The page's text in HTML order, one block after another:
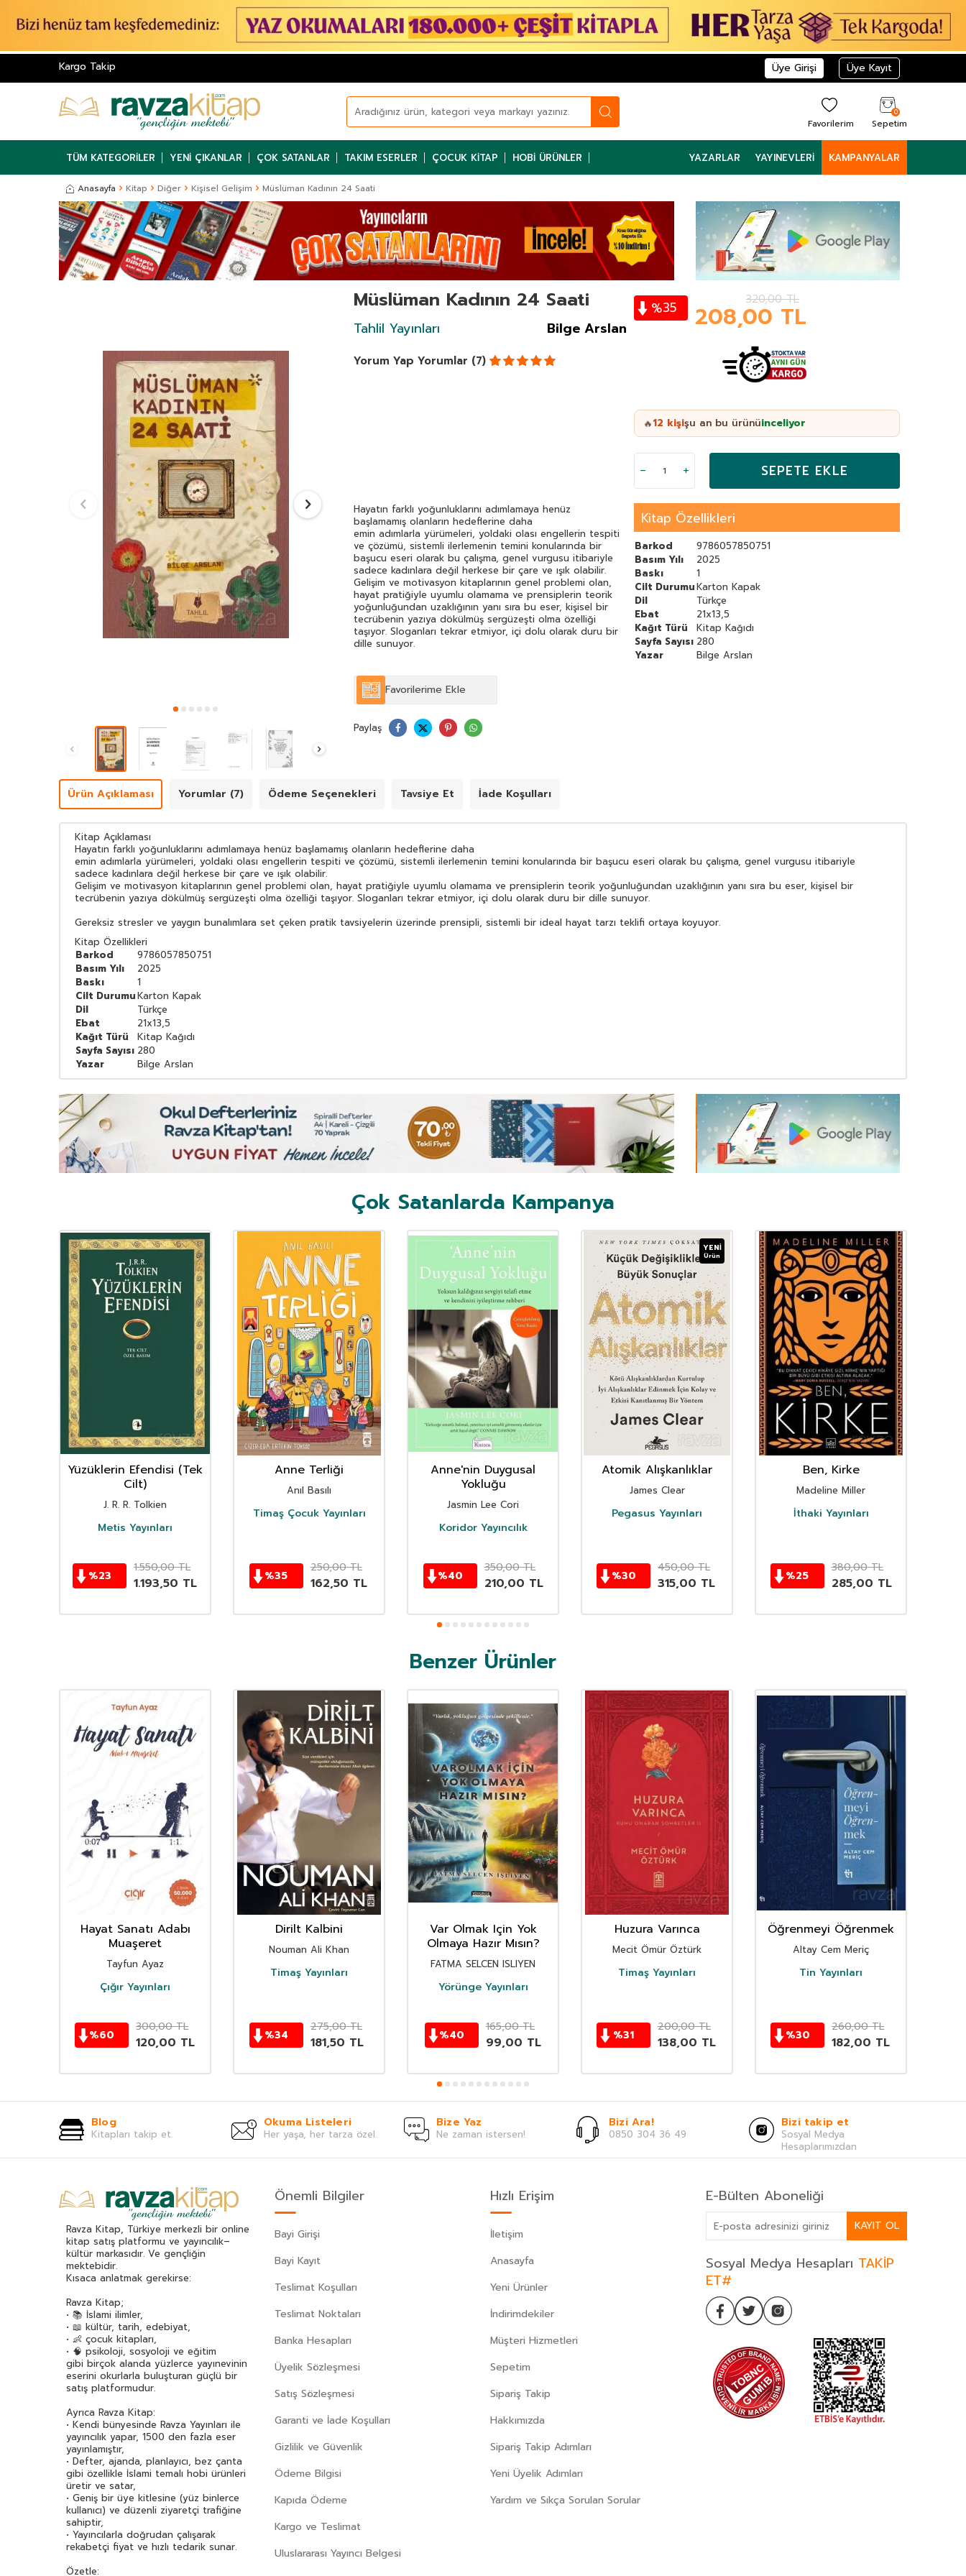
Kargo Takip Üye Girişi Üye Kayıt
Favorilerim
0
Sepetim
TÜM KATEGORILER YENI ÇIKANLAR ÇOK SATANLAR TAKIM ESERLER ÇOCUK KITAP HOBI ÜRÜNLER YAZARLAR YAYINEVLERI KAMPANYALAR
Anasayfa Kitap Diğer Kişisel Gelişim Müslüman Kadının 24 Saati
Müslüman Kadının 24 Saati
Tahlil Yayınları Bilge Arslan
Yorum Yap Yorumlar (7)
%35 320,00TL
208,00 TL
🔥12 kişişu an bu ürünüinceliyor
SEPETE EKLE
Hayatın farklı yoğunluklarını adımlamaya henüz
başlamamış olanların hedeflerine daha
emin adımlarla yürümeleri, yoldaki olası engellerin tespiti
ve çözümü, sistemli ilerlemenin temini konularında bir
başucu eseri olarak bu çalışma, genel vurgusu itibariyle
sadece kadınlara değil herkese bir çare ve ışık olabilir.
Gelişim ve motivasyon kitaplarının genel problemi olan,
hayat pratiğiyle uyumlu olamama ve prensiplerin teorik
yoğunluğundan uzaklığının yanı sıra bu eser, kişisel bir
tecrübenin yazıya dökülmüş sergüzeşti olma özelliği
taşıyor. Sloganları tekrar etmiyor, içi dolu olarak duru bir
dille sunuyor.
tavsiyelerin üzerinde prensipli, sistemli bir ideal hayat
tarzı teklifi ortaya koyuyor.
Kitap Özellikleri
Barkod
9786057850751
Basım Yılı
2025
Baskı
1
Cilt DurumuKarton Kapak
Dil
Türkçe
Ebat
21x13,5
Kağıt Türü
Kitap Kağıdı
Sayfa Sayısı 280
Yazar
Bilge Arslan
Favorilerime Ekle
Paylaş
Ürün Açıklaması Yorumlar (7) Ödeme Seçenekleri Tavsiye Et İade Koşulları
Kitap Açıklaması
Hayatın farklı yoğunluklarını adımlamaya henüz başlamamış olanların hedeflerine daha
emin adımlarla yürümeleri, yoldaki olası engellerin tespiti ve çözümü, sistemli ilerlemenin temini konularında bir başucu eseri olarak bu çalışma, genel vurgusu itibariyle
sadece kadınlara değil herkese bir çare ve ışık olabilir.
Gelişim ve motivasyon kitaplarının genel problemi olan, hayat pratiğiyle uyumlu olamama ve prensiplerin teorik yoğunluğundan uzaklığının yanı sıra bu eser, kişisel bir
tecrübenin yazıya dökülmüş sergüzeşti olma özelliği taşıyor. Sloganları tekrar etmiyor, içi dolu olarak duru bir dille sunuyor.
Gereksiz stresler ve yaygın bunalımlara set çeken pratik tavsiyelerin üzerinde prensipli, sistemli bir ideal hayat tarzı teklifi ortaya koyuyor.
Kitap Özellikleri
Barkod
9786057850751
Basım Yılı
2025
Baskı
1
Cilt DurumuKarton Kapak
Dil
Türkçe
Ebat
21x13,5
Kağıt Türü
Kitap Kağıdı
Sayfa Sayısı 280
Yazar
Bilge Arslan
Çok Satanlarda Kampanya
Yüzüklerin Efendisi (Tek
Cilt)
J. R. R. Tolkien
Metis Yayınları
%23
1.550,00TL
1.193,50 TL
Anne Terliği
Anıl Basılı
Timaş Çocuk Yayınları
%35
250,00TL
162,50 TL
Anne'nin Duygusal
Yokluğu
Jasmin Lee Cori
Koridor Yayıncılık
%40
350,00TL
210,00 TL
YENI
Ürün
Atomik Alışkanlıklar
James Clear
Pegasus Yayınları
%30
450,00TL
315,00 TL
Ben, Kirke
Madeline Miller
İthaki Yayınları
%25
380,00TL
285,00 TL
Benzer Ürünler
Hayat Sanatı Adabı
Muaşeret
Tayfun Ayaz
Çığır Yayınları
%60
300,00TL
120,00 TL
Dirilt Kalbini
Nouman Ali Khan
Timaş Yayınları
%34
275,00TL
181,50 TL
Var Olmak Için Yok
Olmaya Hazır Mısın?
FATMA SELCEN ISLIYEN
Yörünge Yayınları
%40
165,00TL
99,00 TL
Huzura Varınca
Mecit Ömür Öztürk
Timaş Yayınları
%31
200,00TL
138,00 TL
Öğrenmeyi Öğrenmek
Altay Cem Meriç
Tin Yayınları
%30
260,00TL
182,00 TL
Blog
Kitapları takip et.
Okuma Listeleri
Her yaşa, her tarza özel.
Bize Yaz
Ne zaman istersen!
Bizi Ara!
0850 304 36 49
Bizi takip et
Sosyal Medya
Hesaplarımızdan
Ravza Kitap, Türkiye merkezli bir online
kitap satış platformu ve yayıncılık–
kültür markasıdır. Ve gençliğin
mektebidir.
Kısaca anlatmak gerekirse:
Ravza Kitap;
• 📚 İslami ilimler,
• 📖 kültür, tarih, edebiyat,
• 👶 çocuk kitapları,
• 🧠 psikoloji, sosyoloji ve eğitim
gibi birçok alanda yüzlerce yayınevinin
eserini okurlarla buluşturan güçlü bir
satış platformudur.
Ayrıca Ravza Kitap:
• Kendi bünyesinde Ravza Yayınları ile
yayıncılık yapar, 1500 den fazla eser
yayınlamıştır,
• Defter, ajanda, planlayıcı, bez çanta
gibi özellikle İslami temalı hobi ürünleri
üretir ve satar,
• Geniş bir üye kitlesine (yüz binlerce
kullanıcı) ve düzenli ziyaretçi trafiğine
sahiptir,
• Yayıncılarla doğrudan çalışarak
rekabetçi fiyat ve hızlı tedarik sunar.
Özetle:
Önemli Bilgiler
Bayi Girişi
Bayi Kayıt
Teslimat Koşulları
Teslimat Noktaları
Banka Hesapları
Üyelik Sözleşmesi
Satış Sözleşmesi
Garanti ve İade Koşulları
Gizlilik ve Güvenlik
Ödeme Bilgisi
Kapıda Ödeme
Kargo ve Teslimat
Uluslararası Yayıncı Belgesi
Hızlı Erişim
İletişim
Anasayfa
Yeni Ürünler
İndirimdekiler
Müşteri Hizmetleri
Sepetim
Sipariş Takip
Hakkımızda
Sipariş Takip Adımları
Yeni Üyelik Adımları
Yardım ve Sıkça Sorulan Sorular
E-Bülten Aboneliği
KAYIT OL
Sosyal Medya Hesapları TAKİP
ET#